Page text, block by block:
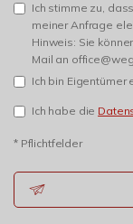
Ich stimme zu,
meiner Anfrage
Hinweis: Sie
Mail an
Ich bin Eigentümer
Ich habe die
* Pflichtfelder